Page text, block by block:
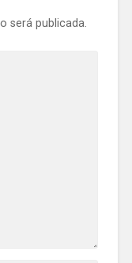
será publicada.